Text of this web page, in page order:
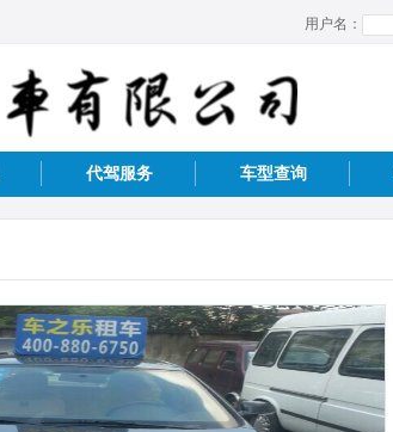
用户名：
代驾服务 车型查询